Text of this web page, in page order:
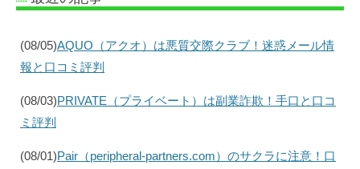
(08/05)AQUO（アクオ）は悪質交際クラブ！迷惑メール情
報と口コミ評判
(08/03)PRIVATE（プライベート）は副業詐欺！手口と口コ
ミ評判
(08/01)Pair（peripheral-partners.com）のサクラに注意！口